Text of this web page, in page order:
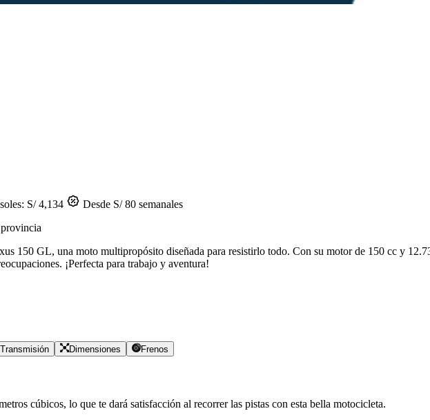
S/ 4,134
Desde S/ 80 semanales
150 GL, una moto multipropósito diseñada para resistirlo todo. Con su motor de 150 cc y
¡Perfecta para trabajo y aventura!
Transmisión Dimensiones Frenos
cúbicos, lo que te dará satisfacción al recorrer las pistas con esta bella motocicleta.